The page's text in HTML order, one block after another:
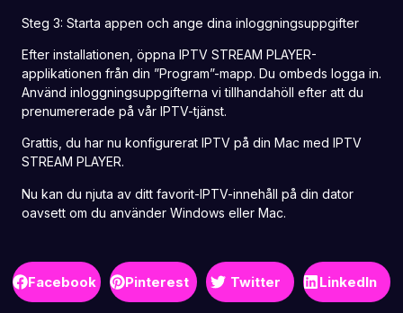
Steg 3: Starta appen och ange dina inloggningsuppgifter
Efter installationen, öppna IPTV STREAM PLAYER-
applikationen från din ”Program”-mapp. Du ombeds logga in.
Använd inloggningsuppgifterna vi tillhandahöll efter att du
prenumererade på vår IPTV-tjänst.
Grattis, du har nu konfigurerat IPTV på din Mac med IPTV
STREAM PLAYER.
Nu kan du njuta av ditt favorit-IPTV-innehåll på din dator
oavsett om du använder Windows eller Mac.
Facebook Pinterest Twitter LinkedIn